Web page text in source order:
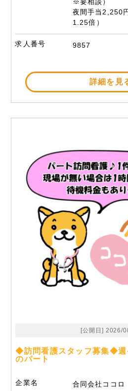
夜間手当2,250
1.25倍）
求人番号 9857
詳細を見
[公開日] 2026/
◆訪問看護スタッフ募集◆週
のパート
企業名 合同会社ココロ